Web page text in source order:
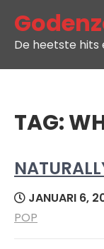
content
De heetste hits
TAG:
JANUARI 6,
POP